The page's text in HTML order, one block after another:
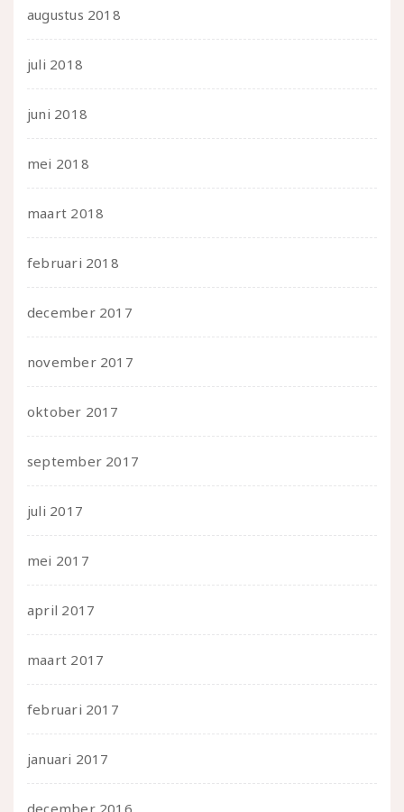
augustus 2018
juli 2018
juni 2018
mei 2018
maart 2018
februari 2018
december 2017
november 2017
oktober 2017
september 2017
juli 2017
mei 2017
april 2017
maart 2017
februari 2017
januari 2017
december 2016